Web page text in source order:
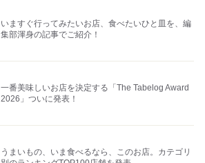
いますぐ行ってみたいお店、食べたいひと皿を、編
集部渾身の記事でご紹介！
一番美味しいお店を決定する「The Tabelog Award
2026」ついに発表！
うまいもの、いま食べるなら、このお店。カテゴリ